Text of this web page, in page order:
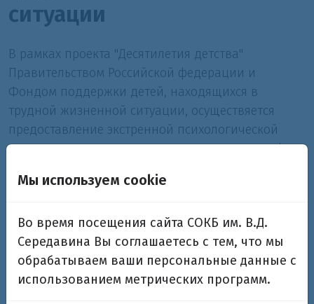
ситуации
В рамках проекта "Десятилетия детства"
Правительством Российской федерации и
Фондом поддержки детей, находящихся в
трудной жизненной ситуации, осуществяется
предоставление экстренной психологической
помощи детям и родителям по детскому телефону
помощью.
Мы используем cookie
Во время посещения сайта СОКБ им. В.Д.
Середавина Вы соглашаетесь с тем, что мы
обрабатываем ваши персональные данные с
использованием метрических программ.